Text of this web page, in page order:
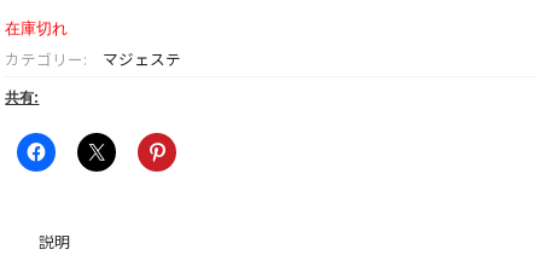
在庫切れ
カテゴリー: マジェステ
共有:
説明